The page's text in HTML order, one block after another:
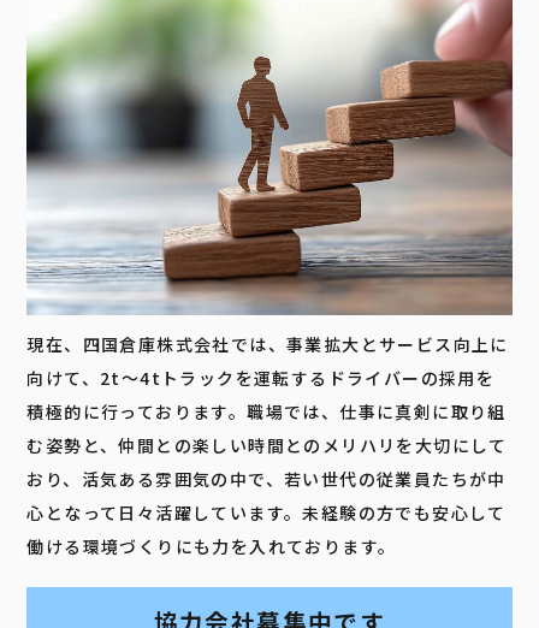
現在、四国倉庫株式会社では、事業拡大とサービス向上に
向けて、2t～4tトラックを運転するドライバーの採用を
積極的に行っております。職場では、仕事に真剣に取り組
む姿勢と、仲間との楽しい時間とのメリハリを大切にして
おり、活気ある雰囲気の中で、若い世代の従業員たちが中
心となって日々活躍しています。未経験の方でも安心して
働ける環境づくりにも力を入れております。